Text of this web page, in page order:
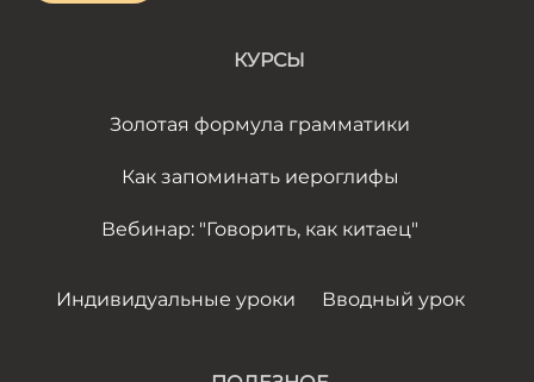
КУРСЫ
Золотая формула грамматики
Как запоминать иероглифы
Вебинар: "Говорить, как китаец"
Индивидуальные уроки Вводный урок